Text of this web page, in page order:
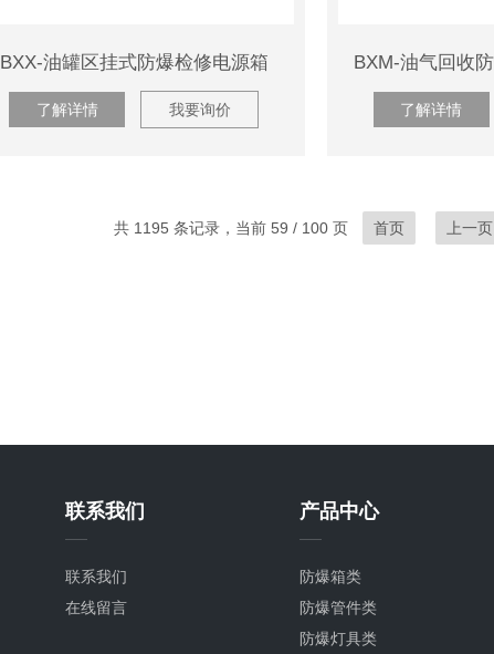
BXX-油罐区挂式防爆检修电源箱
了解详情 我要询价 了解详情
共 1195 条记录，当前 59 / 100 页 首页 上一页
联系我们
联系我们
在线留言
产品中心
防爆箱类
防爆管件类
防爆灯具类